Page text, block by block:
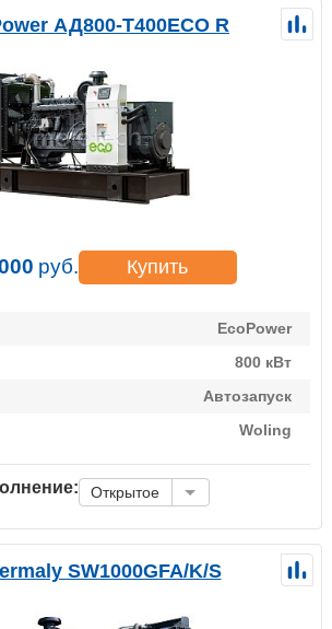
АД800-T400ECO R
руб. Купить
EcoPower
800 кВт
Автозапуск
Woling
Открытое
SW1000GFA/K/S